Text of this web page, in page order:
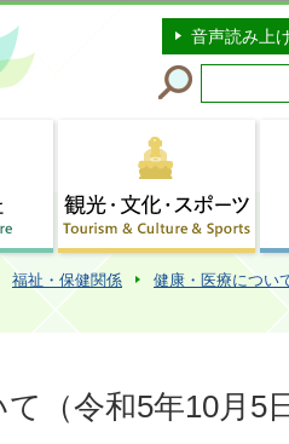
ージの本文へ移動
音声読み上
福祉・保健関係
健康・医療につい
（令和5年10月5